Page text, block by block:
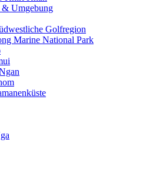
& Umgebung
Golfregion
Marine National Park